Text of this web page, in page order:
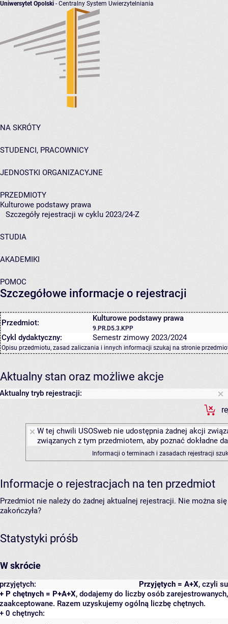
Uniwersytet Opolski - Centralny System Uwierzytelniania
NA SKRÓTY
STUDENCI, PRACOWNICY
JEDNOSTKI ORGANIZACYJNE
PRZEDMIOTY
Kulturowe podstawy prawa
Szczegóły rejestracji w cyklu 2023/24-Z
STUDIA
AKADEMIKI
POMOC
Szczegółowe informacje o rejestracji
Przedmiot: Kulturowe podstawy prawa
9.PR.D5.3.KPP
Cykl dydaktyczny: Semestr zimowy 2023/2024
Opisu przedmiotu, zasad zaliczania i innych informacji szukaj na stronie
Aktualny stan oraz możliwe akcje
Aktualny tryb rejestracji:
W tej chwili USOSweb nie udostępnia żadnej akcji
związanych z tym przedmiotem, aby poznać dokładne
Informacji o terminach i zasadach rejestracji
Informacje o rejestracjach na ten przedmiot
Przedmiot nie należy do żadnej aktualnej rejestracji. Nie można
zakończyła?
Statystyki próśb
W skrócie
Przyjętych = A+X, czyli
przyjętych:
+ P chętnych = P+A+X, dodajemy do liczby osób
zaakceptowane. Razem uzyskujemy ogólną liczbę chętnych.
+ 0 chętnych: